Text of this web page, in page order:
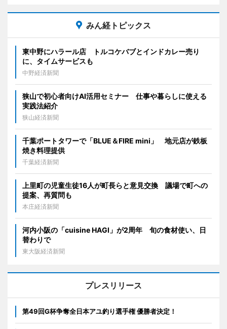
みん経トピックス
東中野にハラール店 トルコケバブとインドカレー売り
に、タイムサービスも
中野経済新聞
狭山で初心者向けAI活用セミナー 仕事や暮らしに使える
実践法紹介
狭山経済新聞
千葉ポートタワーで「BLUE＆FIRE mini」 地元店が鉄板
焼き料理提供
千葉経済新聞
上里町の児童生徒16人が町長らと意見交換 議場で町への
提案、再質問も
本庄経済新聞
河内小阪の「cuisine HAGI」が2周年 旬の食材使い、日
替わりで
東大阪経済新聞
プレスリリース
第49回G杯争奪全日本アユ釣り選手権 優勝者決定！